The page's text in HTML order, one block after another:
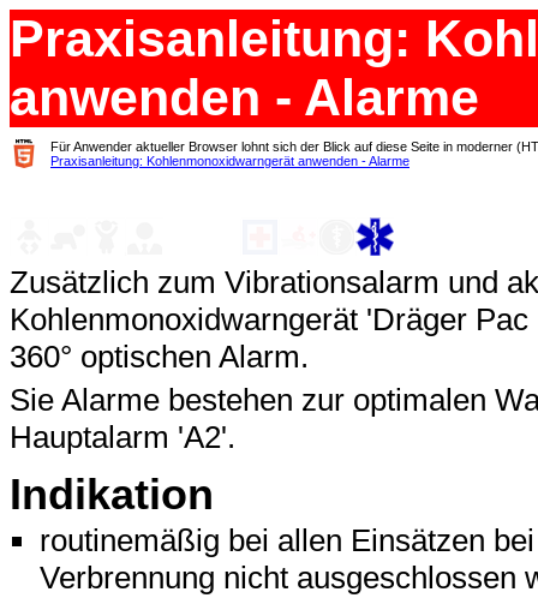
Praxisanleitung:
anwenden - Alarme
Für Anwender aktueller Browser lohnt sich der Blick auf diese Seite in moderner
Praxisanleitung: Kohlenmonoxidwarngerät anwenden - Alarme
Zusätzlich zum Vibrationsalarm und
Kohlenmonoxidwarngerät 'Dräger
360° optischen Alarm.
Sie Alarme bestehen zur optimalen
Hauptalarm 'A2'.
Indikation
routinemäßig bei allen Einsätzen
Verbrennung nicht ausgeschlossen